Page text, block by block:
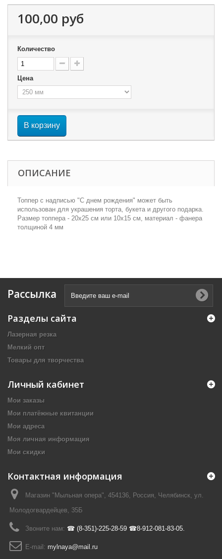
100,00 руб
Количество
Цена
В корзину
ОПИСАНИЕ
Топпер с надписью "С днем рождения" может быть
использован для украшения торта, букета и другого подарка.
Размер топпера - 20х25 см или 10х15 см, материал - фанера
толщиной 4 мм
Рассылка
Разделы сайта
Лазерная резка
Мелкий опт
Товары для творчества
Личный кабинет
Мои заказы
Мои платёжные квитанции
Мои адреса
Моя личная информация
Мои скидки
Контактная информация
Магазин "Мыльная опера", 454136, Россия, Челябинск, ул.
Молодогвардейцев, 35Б
Звоните нам: ☎ (8-351)-225-28-59 ☎8-912-081-83-05.
E-mail: mylnaya@mail.ru